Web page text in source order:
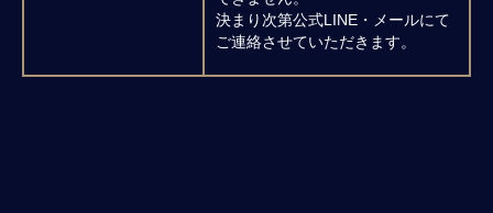
決まり次第公式LINE・メールにて
ご連絡させていただきます。